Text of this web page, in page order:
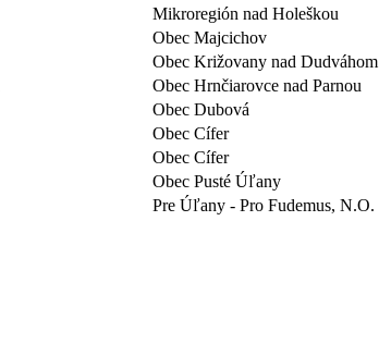
Mikroregión nad Holeškou
Obec Majcichov
Obec Križovany nad Dudváhom
Obec Hrnčiarovce nad Parnou
Obec Dubová
Obec Cífer
Obec Cífer
Obec Pusté Úľany
Pre Úľany - Pro Fudemus, N.O.